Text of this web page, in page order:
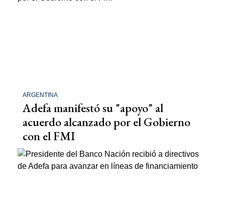
ARGENTINA
Adefa manifestó su "apoyo" al
acuerdo alcanzado por el Gobierno
con el FMI